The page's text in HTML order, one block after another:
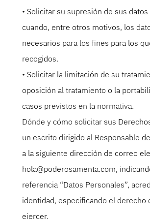
• Solicitar su supresión de sus
cuando, entre otros motivos, los
necesarios para los fines para los
recogidos.
• Solicitar la limitación de su
oposición al tratamiento o la
casos previstos en la normativa.
Dónde y cómo solicitar sus
un escrito dirigido al Responsable
a la siguiente dirección de correo
hola@poderosamenta.com,
referencia “Datos Personales”,
identidad, especificando el derecho
ejercer.